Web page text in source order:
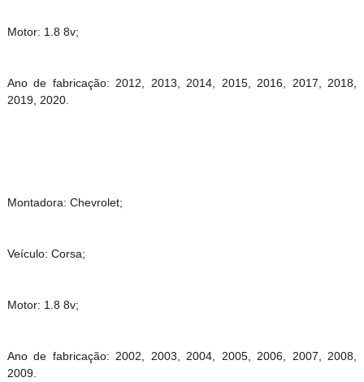
Motor: 1.8 8v;
Ano de fabricação: 2012, 2013, 2014, 2015, 2016, 2017, 2018,
2019, 2020.
Montadora: Chevrolet;
Veículo: Corsa;
Motor: 1.8 8v;
Ano de fabricação: 2002, 2003, 2004, 2005, 2006, 2007, 2008,
2009.